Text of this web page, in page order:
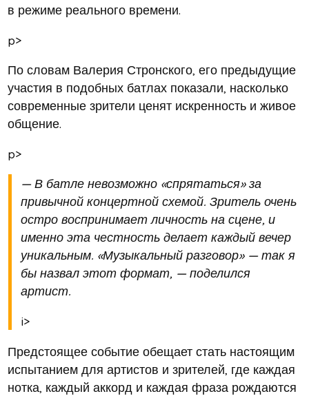
в режиме реального времени.
p>
По словам Валерия Стронского, его предыдущие
участия в подобных батлах показали, насколько
современные зрители ценят искренность и живое
общение.
p>
— В батле невозможно «спрятаться» за
привычной концертной схемой. Зритель очень
остро воспринимает личность на сцене, и
именно эта честность делает каждый вечер
уникальным. «Музыкальный разговор» — так я
бы назвал этот формат, — поделился
артист.
i>
Предстоящее событие обещает стать настоящим
испытанием для артистов и зрителей, где каждая
нотка, каждый аккорд и каждая фраза рождаются